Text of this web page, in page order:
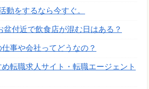
動をするなら今すぐ。
盆付近で飲食店が混む日はある？
事や会社ってどうなの？
転職求人サイト・転職エージェント